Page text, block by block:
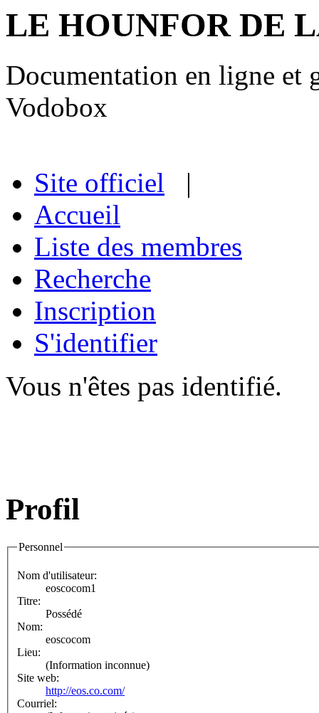
LE HOUNFOR DE
Documentation en ligne et
Vodobox
Site officiel |
Accueil
Liste des membres
Recherche
Inscription
S'identifier
Vous n'êtes pas identifié.
Profil
Personnel
Nom d'utilisateur:
eoscocom1
Titre:
Possédé
Nom:
eoscocom
Lieu:
(Information inconnue)
Site web:
http://eos.co.com/
Courriel: